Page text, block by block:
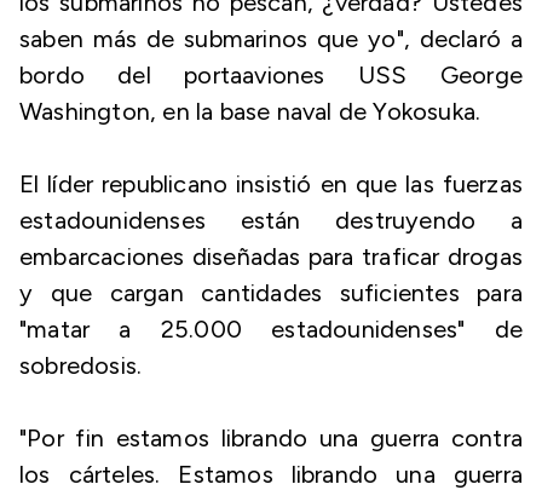
saben más de submarinos que yo", declaró a
bordo del portaaviones USS George
Washington, en la base naval de Yokosuka.
El líder republicano insistió en que las fuerzas
estadounidenses están destruyendo a
embarcaciones diseñadas para traficar drogas
y que cargan cantidades suficientes para
"matar a 25.000 estadounidenses" de
sobredosis.
"Por fin estamos librando una guerra contra
los cárteles. Estamos librando una guerra